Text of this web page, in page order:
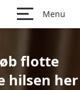
Menu
flotte
hilsen her